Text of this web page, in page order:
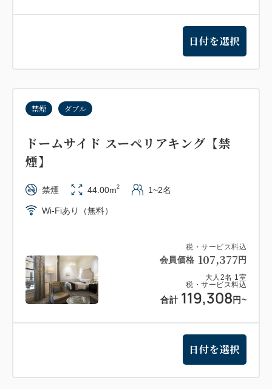
・料金、特典品は予告なしに変更することがございま
・木曜・金曜・日曜日、祝日および年末年始、春休
・プランのご料金はホテルの稼働状況により変動して
ます。
・料金にはサービス料及び税金が含まれております。
申し受けます。
・ご到着の際にクレジットカードまたは現金にてご宿
だき、チェックアウト時に差額を精算させていただき
ます。
・12歳(小学生)以下のお子様は、ベッド1台に付き1
名様まで添い寝可能でございます（エキストラベッド
・当ホテル以外で行われる挙式・披露宴に伴うご宿泊
の場合、ご予約時にお知らせください。ホテルからご
日付を選択
税・サービス料込
会員価格 107,377 円
大人 2名 1 室
税・サービス料込
合計 119,308 円~
禁煙 ダブル
ドームサイド スーペリアキング【禁
煙】
禁煙 44.00m2 1~2名
Wi-Fiあり（無料）
日付を選択